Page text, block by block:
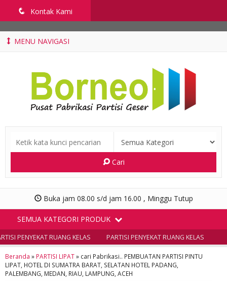
q Kontak Kami
MENU NAVIGASI
Cari
Buka jam 08.00 s/d jam 16.00 , Minggu Tutup
SEMUA KATEGORI PRODUK
PENYEKAT RUANG KELAS PARTISI PENYEKAT RUANG KELAS
Beranda » PARTISI LIPAT» cari Pabrikasi.. PEMBUATAN PARTISI PINTU
LIPAT, HOTEL DI SUMATRA BARAT, SELATAN HOTEL PADANG,
PALEMBANG, MEDAN, RIAU, LAMPUNG, ACEH